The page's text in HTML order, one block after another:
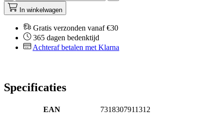
In winkelwagen
Gratis verzonden vanaf €30
365 dagen bedenktijd
Achteraf betalen met Klarna
Specificaties
EAN
7318307911312